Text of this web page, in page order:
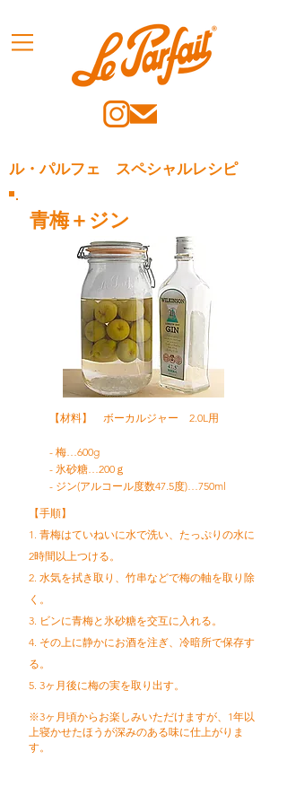
ル・パルフェ スペシャルレシピ
青梅＋ジン
【材料】 ボーカルジャー 2.0L用
- 梅…600g
- 氷砂糖…200ｇ
- ジン(アルコール度数47.5度)…750ml
【手順】
1. 青梅はていねいに水で洗い、たっぷりの水に
2時間以上つける。
2. 水気を拭き取り、竹串などで梅の軸を取り除
く。
3. ビンに青梅と氷砂糖を交互に入れる。
4. その上に静かにお酒を注ぎ、冷暗所で保存す
る。
5. 3ヶ月後に梅の実を取り出す。
※3ヶ月頃からお楽しみいただけますが、1年以
上寝かせたほうが深みのある味に仕上がりま
す。